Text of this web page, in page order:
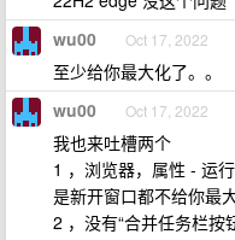
wu00 Oct 17, 2022
至少给你最大化了。。
wu00 Oct 17, 2022
我也来吐槽两个
1 ，浏览器，属性 - 运
是新开窗口都不给你最
2 ，没有“合并任务栏按